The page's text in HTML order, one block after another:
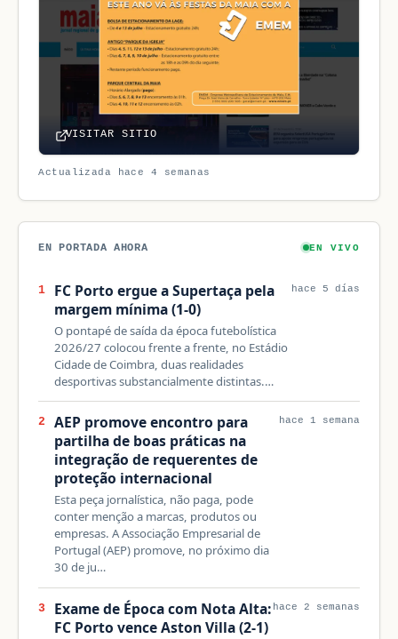
VISITAR SITIO
Actualizada hace 4 semanas
EN PORTADA AHORA EN VIVO
1
FC Porto ergue a Supertaça pela
margem mínima (1-0)
O pontapé de saída da época futebolística
2026/27 colocou frente a frente, no Estádio
Cidade de Coimbra, duas realidades
desportivas substancialmente distintas.…
hace 5 días
2
AEP promove encontro para
partilha de boas práticas na
integração de requerentes de
proteção internacional
Esta peça jornalística, não paga, pode
conter menção a marcas, produtos ou
empresas. A Associação Empresarial de
Portugal (AEP) promove, no próximo dia
30 de ju…
hace 1 semana
3
Exame de Época com Nota Alta:
FC Porto vence Aston Villa (2-1)
hace 2 semanas